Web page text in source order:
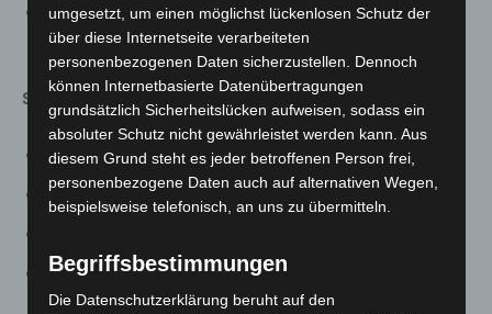
Guter Dämon BES (Sechs Themenführungen bei
Youtube)
Social Media (24/7):
Reihe #Frühlingserwachen (Instagram, Facebook)
Numismatik in Hannover
Podcast „Guter Dämon BES“
umgesetzt, um einen möglichst lückenlosen Schutz der
über diese Internetseite verarbeiteten
personenbezogenen Daten sicherzustellen. Dennoch
können Internetbasierte Datenübertragungen
grundsätzlich Sicherheitslücken aufweisen, sodass ein
absoluter Schutz nicht gewährleistet werden kann. Aus
diesem Grund steht es jeder betroffenen Person frei,
personenbezogene Daten auch auf alternativen Wegen,
beispielsweise telefonisch, an uns zu übermitteln.
Begriffsbestimmungen
Die Datenschutzerklärung beruht auf den